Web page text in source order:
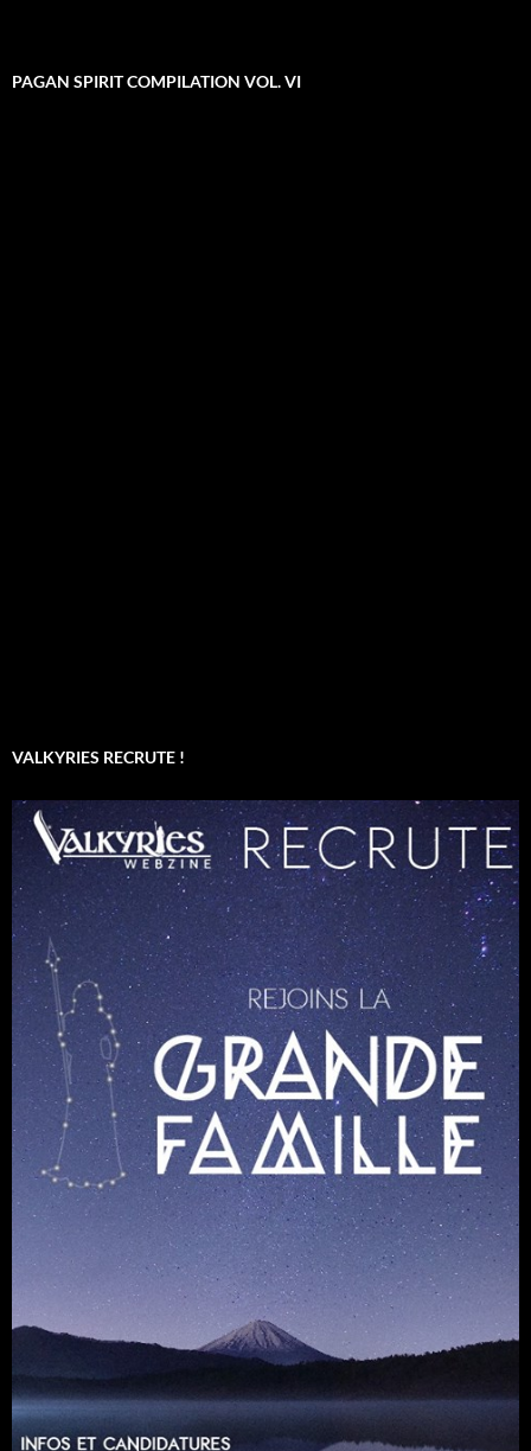
PAGAN SPIRIT COMPILATION VOL. VI
VALKYRIES RECRUTE !